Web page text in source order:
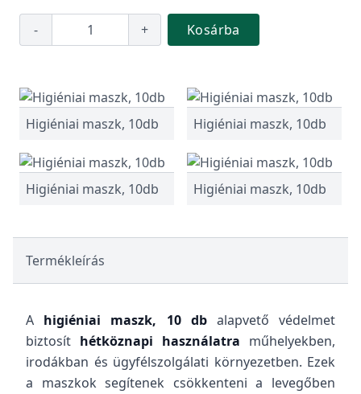
- + Kosárba
Higiéniai maszk, 10db Higiéniai maszk, 10db
Higiéniai maszk, 10db Higiéniai maszk, 10db
Termékleírás
A higiéniai maszk, 10 dbalapvető védelmet
biztosít hétköznapi használatra műhelyekben,
irodákban és ügyfélszolgálati környezetben. Ezek
a maszkok segítenek csökkenteni a levegőben